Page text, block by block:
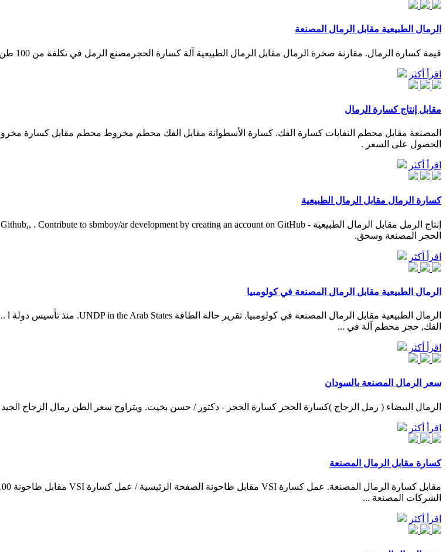
الرمال الطبيعية مقابل الرمال المصنعة
قيمة كسارة الرمال. مقارنة صخرة الرمال مقابل الرمال الطبيعية آلة كسارة الحجرمصنع الرمل في تكلفة من 100 طن يوميا مصنع أسمنت africacrusher crusher كسارة الرمال المصنعة في . احصل على السعر
اقرأ أكثر
مقابل إنتاج كسارة الرمال
المصنعة مقابل محطم النفايات كسارة الفك. كسارة الأسطوانة مقابل الفك محطم مخروط محطم مقابل كسارة
الحصول على السعر .
اقرأ أكثر
كسارة الرمال مقابل الرمال الطبيعية
الحجر المصنعة وسحق.
اقرأ أكثر
الرمال الطبيعية مقابل الرمال المصنعة في كولومبيا
الفك, حجر محطم آلة في ...
اقرأ أكثر
سعر الرمال المصنعة بالسودان
الرمال البيضاء ( رمل الزجاج )كسارة الحجر كسارة الحجر - دكتور / حسن بخيت. ويتراوح سعر الطن رمال الزجاج الجيد المطابق للمواصفات فى
اقرأ أكثر
كسارة مقابل الرمال المصنعة
الشركات المصنعة ...
اقرأ أكثر